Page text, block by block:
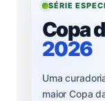
SÉRIE
Copa
2026
Uma
maior Copa